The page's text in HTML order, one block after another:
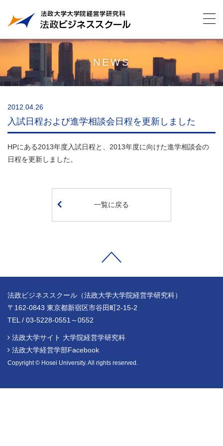
NEWS
2012.04.26
入試日程および進学相談会日程を更新しました
HPにある2013年度入試日程と、2013年度に向けた進学相談会の
日程を更新しました。
一覧に戻る
法政ビジネススクール（法政大学大学院経営学研究科）
〒162-0843 東京都新宿区市谷田町2-15-2
TEL / 03-5228-0551～0552
法政大学サイト 大学院経営学研究科
法政大学経営学部Facebook
Copyright © Hosei University. All rights reserved.